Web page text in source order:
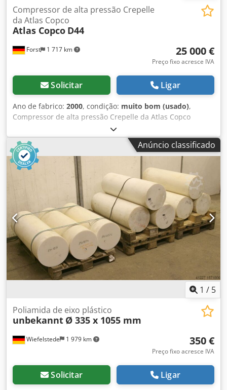
Forst 1 717 km
Compressor de alta pressão Crepelle
da Atlas Copco
Atlas Copco D44
25 000 €
Preço fixo acresce IVA
Solicitar Ligar
Ano de fabrico: 2000, condição: muito bom (usado),
Compressor de alta pressão Crepelle da Atlas Copco
Dwedpfxef Hly Ss Apcja Tipo: D44 Ano de fabrico: 2000
Pressão operacional: 40 bar Potência: 220 kW Velocidade:
839 RPM O compressor pode ser inspecionado a qualquer
momento.
Anúncio classificado
1 / 5
Wiefelstede 1 979 km
Poliamida de eixo plástico
unbekannt Ø 335 x 1055 mm
350 €
Preço fixo acresce IVA
Solicitar Ligar